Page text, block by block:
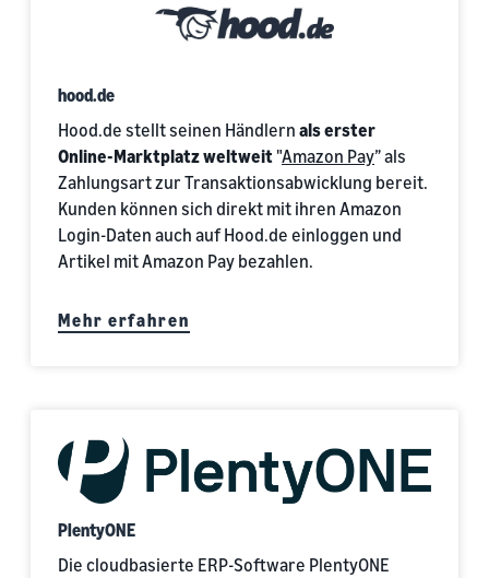
hood.de
Hood.de stellt seinen Händlern als erster
Online-Marktplatz weltweit "Amazon Pay” als
Zahlungsart zur Transaktionsabwicklung bereit.
Kunden können sich direkt mit ihren Amazon
Login-Daten auch auf Hood.de einloggen und
Artikel mit Amazon Pay bezahlen.
Mehr erfahren
PlentyONE
Die cloudbasierte ERP-Software PlentyONE